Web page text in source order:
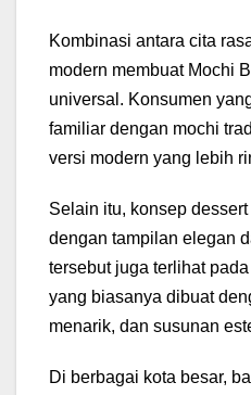
Kombinasi antara cita
modern membuat Mochi
universal. Konsumen
familiar dengan mochi
versi modern yang lebih
Selain itu, konsep
dengan tampilan elegan
tersebut juga terlihat
yang biasanya dibuat
menarik, dan susunan
Di berbagai kota besar,